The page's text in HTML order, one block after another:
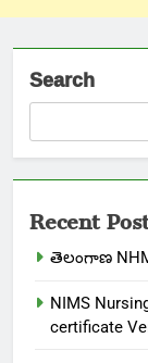
Search
Recent
తెలంగాణ
NIMS
certificate